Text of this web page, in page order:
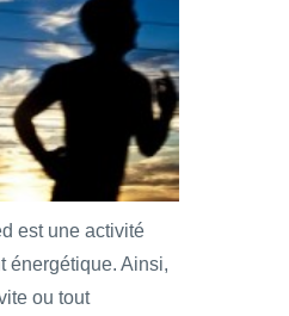
est une activité
énergétique. Ainsi,
ou tout